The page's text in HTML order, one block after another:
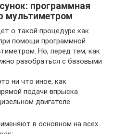
программная
мультиметром
о такой процедуре как
помощи программной
Но, перед тем, как
разобраться с базовыми
ни что иное, как
подачи впрыска
двигателе.
в основном на всех